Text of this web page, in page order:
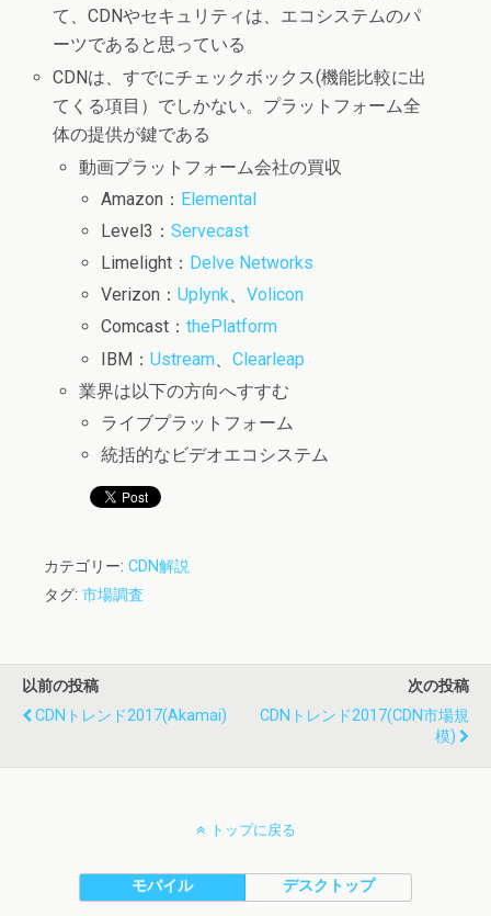
て、CDNやセキュリティは、エコシステムのパ
ーツであると思っている
CDNは、すでにチェックボックス(機能比較に出
てくる項目）でしかない。プラットフォーム全
体の提供が鍵である
動画プラットフォーム会社の買収
Amazon： Elemental
Level3：Servecast
Limelight： Delve Networks
Verizon：Uplynk、Volicon
Comcast：thePlatform
IBM：Ustream 、Clearleap
業界は以下の方向へすすむ
ライブプラットフォーム
統括的なビデオエコシステム
カテゴリー: CDN解説
タグ: 市場調査
以前の投稿
CDNトレンド2017(Akamai)
次の投稿
CDNトレンド2017(CDN市場規
模)
トップに戻る
モバイル デスクトップ